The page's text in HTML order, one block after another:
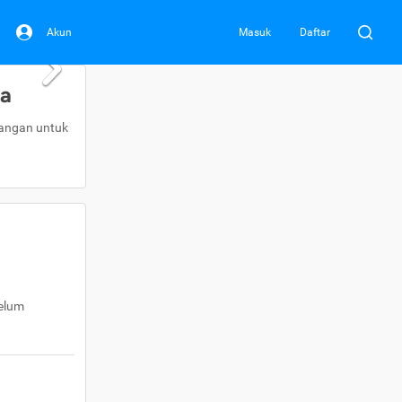
Akun Masuk Daftar
untuk